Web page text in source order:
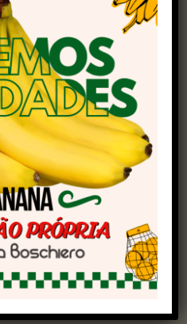
do Vale do Ribeira.
do estado de São
outras autoridades
do evento.
R$ 83
produtores,
ligados ao setor.
são esperados
visitantes durante os
de veículos,